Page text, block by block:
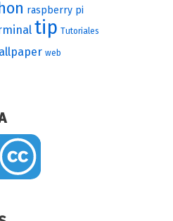
raspberry pi
tip Tutoriales
web